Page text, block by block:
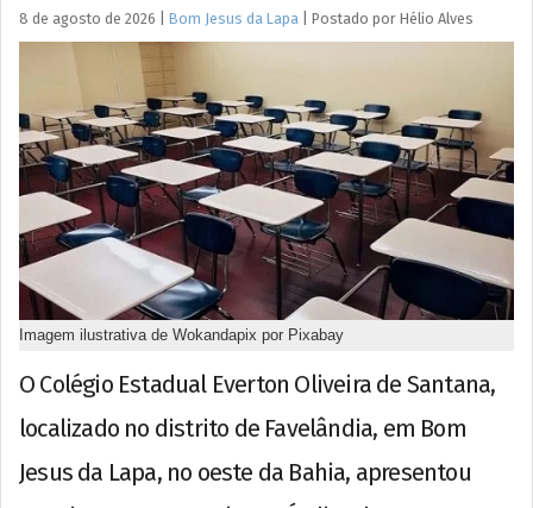
8 de agosto de 2026 Bom Jesus da Lapa Postado por Hélio Alves
Imagem ilustrativa de Wokandapix por Pixabay
O Colégio Estadual Everton Oliveira de Santana,
localizado no distrito de Favelândia, em Bom
Jesus da Lapa, no oeste da Bahia, apresentou